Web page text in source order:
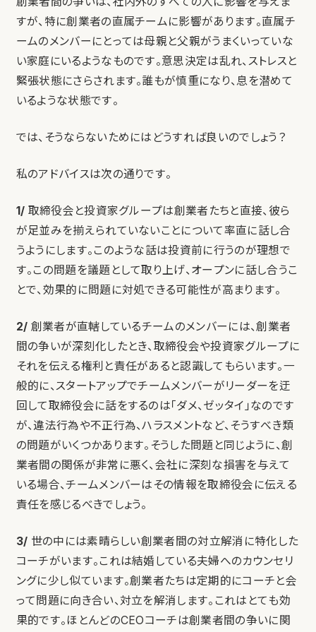
すが、特に創業者の直属チームに影響があります。直属チ
ームのメンバーにとっては母親と父親がうまくいっていな
い家庭にいるようなものです。意思決定は乱れ、ストレスと
緊張状態にさらされます。誰もが慎重になり、息を潜めて
いるような状態です。
では、そうならないためにはどうすれば良いのでしょう？
私のアドバイスは次の通りです。
1/ 取締役会と投資家グループは創業者たちと直接、彼ら
が足並みを揃えられていないことについて率直に話し合
うようにします。このような話は投資前に行うのが理想で
す。この問題を議題として取り上げ、オープンに話し合うこ
とで、効果的に問題に対処できる可能性が高まります。
2/ 創業者が直轄しているチームのメンバーには、創業者
間の争いが深刻化したとき、取締役会や投資家グループに
それを伝える権利と責任があると認識してもらいます。一
般的に、スタートアップでチームメンバーがリーダーを迂
回して取締役会に話をするのは「ダメ、ゼッタイ」なのです
が、違法行為や不正行為、ハラスメントなど、そうすべき類
の問題がいくつかあります。そうした問題と同じように、創
業者間の関係が非常に悪く、会社に深刻な損害を与えて
いる場合、チームメンバーはその情報を取締役会に伝える
責任を感じるべきでしょう。
3/ 世の中には素晴らしい創業者間の対立解消に特化した
コーチがいます。これは結婚している夫婦へのカウンセリ
ングに少し似ています。創業者たちは定期的にコーチと会
って問題に向き合い、対立を解消します。これはとても効
果的です。ほとんどのCEOコーチは創業者間の争いに関